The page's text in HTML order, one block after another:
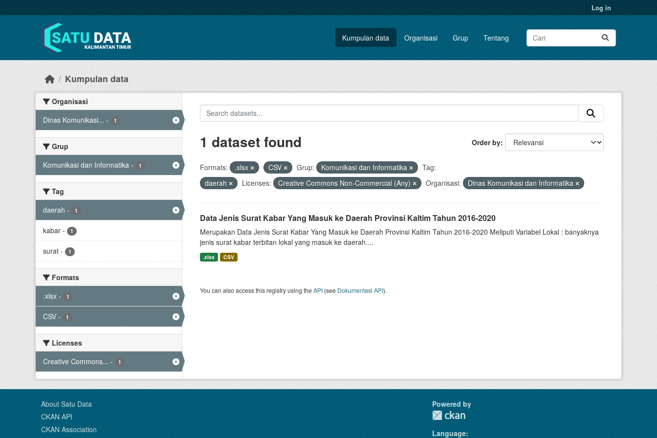
Log in
Kumpulan data Organisasi Grup Tentang
Kumpulan data
Organisasi
Dinas Komunikasi... - 1
Grup
Komunikasi dan Informatika - 1
Tag
daerah - 1
kabar - 1
surat - 1
Formats
.xlsx - 1
CSV - 1
Licenses
Creative Commons... - 1
Order by
1 dataset found
Formats: .xlsx CSV Grup: Komunikasi dan Informatika
Tag:
daerah
Licenses: Creative Commons Non-Commercial (Any) Organisasi: Dinas Komunikasi dan Informatika
Data Jenis Surat Kabar Yang Masuk ke Daerah Provinsi Kaltim Tahun 2016-2020
Merupakan Data Jenis Surat Kabar Yang Masuk ke Daerah Provinsi Kaltim Tahun 2016-2020 Meliputi Variabel Lokal : banyaknya
jenis surat kabar terbitan lokal yang masuk ke daerah....
.xlsx CSV
You can also access this registry using theAPI(see Dokumentasi API).
About Satu Data
CKAN API
CKAN Association
Powered by
Language